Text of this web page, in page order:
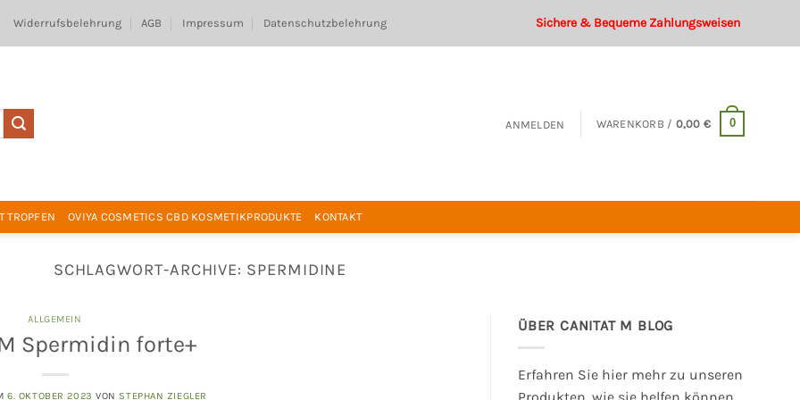
Widerrufsbelehrung AGB Impressum Datenschutzbelehrung Sichere & Bequeme Zahlungsweisen
ANMELDEN WARENKORB / 0,00 € 0
TROPFEN OVIYA COSMETICS CBD KOSMETIKPRODUKTE KONTAKT
SCHLAGWORT-ARCHIVE: SPERMIDINE
ALLGEMEIN
Spermidin forte+
6. OKTOBER 2023 VONSTEPHAN ZIEGLER
ÜBER CANITAT M BLOG
Erfahren Sie hier mehr zu unseren